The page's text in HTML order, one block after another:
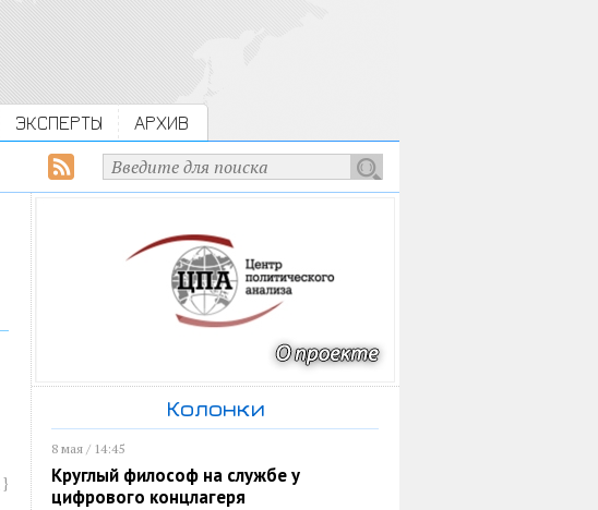
ЭКСПЕРТЫ АРХИВ
}
Колонки
8 мая / 14:45
Круглый философ на службе у
цифрового концлагеря